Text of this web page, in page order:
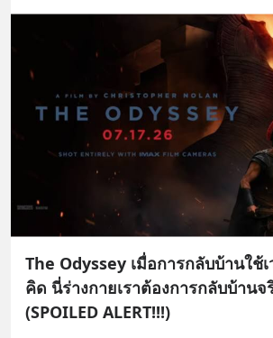
The Odyssey เมื่อการกลับบ้านใช้
คิด นี่ร่างกายเราต้องการกลับบ้านจ
(SPOILED ALERT!!!)